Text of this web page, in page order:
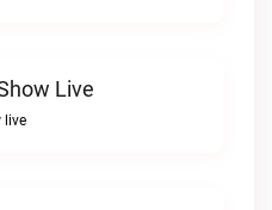
Live
live